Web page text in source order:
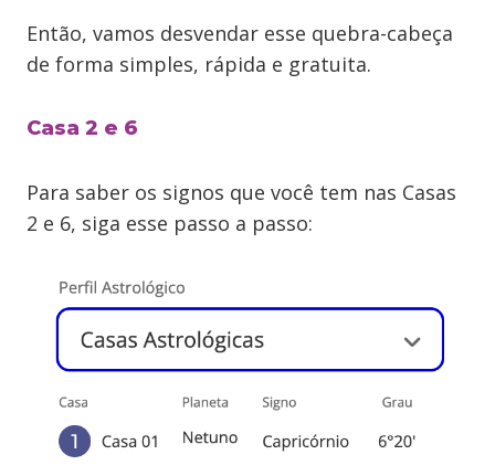
Então, vamos desvendar esse quebra-cabeça
de forma simples, rápida e gratuita.
Casa 2 e 6
Para saber os signos que você tem nas Casas
2 e 6, siga esse passo a passo: